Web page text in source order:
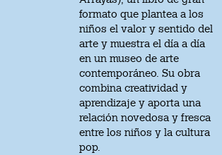
formato que plantea a los
niños el valor y sentido del
arte y muestra el día a día
en un museo de arte
contemporáneo. Su obra
combina creatividad y
aprendizaje y aporta una
relación novedosa y fresca
entre los niños y la cultura
pop.